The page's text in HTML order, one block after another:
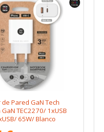
Pared GaN Tech
TEC2270/ 1xUSB
65W/ Blanco